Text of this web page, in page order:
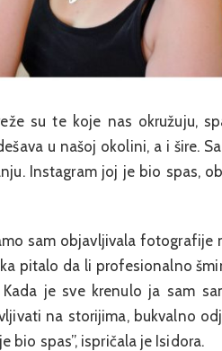
su te koje nas okružuju,
u našoj okolini, a i šire.
Instagram joj je bio spas,
sam objavljivala fotografije
pitalo da li profesionalno
je sve krenulo ja sam
na storijima, bukvalno
bio spas”, ispričala je Isidora.